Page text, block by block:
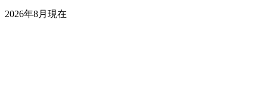
2026年8月現在